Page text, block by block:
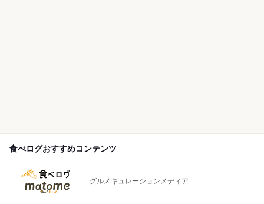
食べログおすすめコンテンツ
グルメキュレーションメディア